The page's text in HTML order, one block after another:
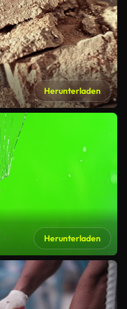
Herunterladen
Herunterladen